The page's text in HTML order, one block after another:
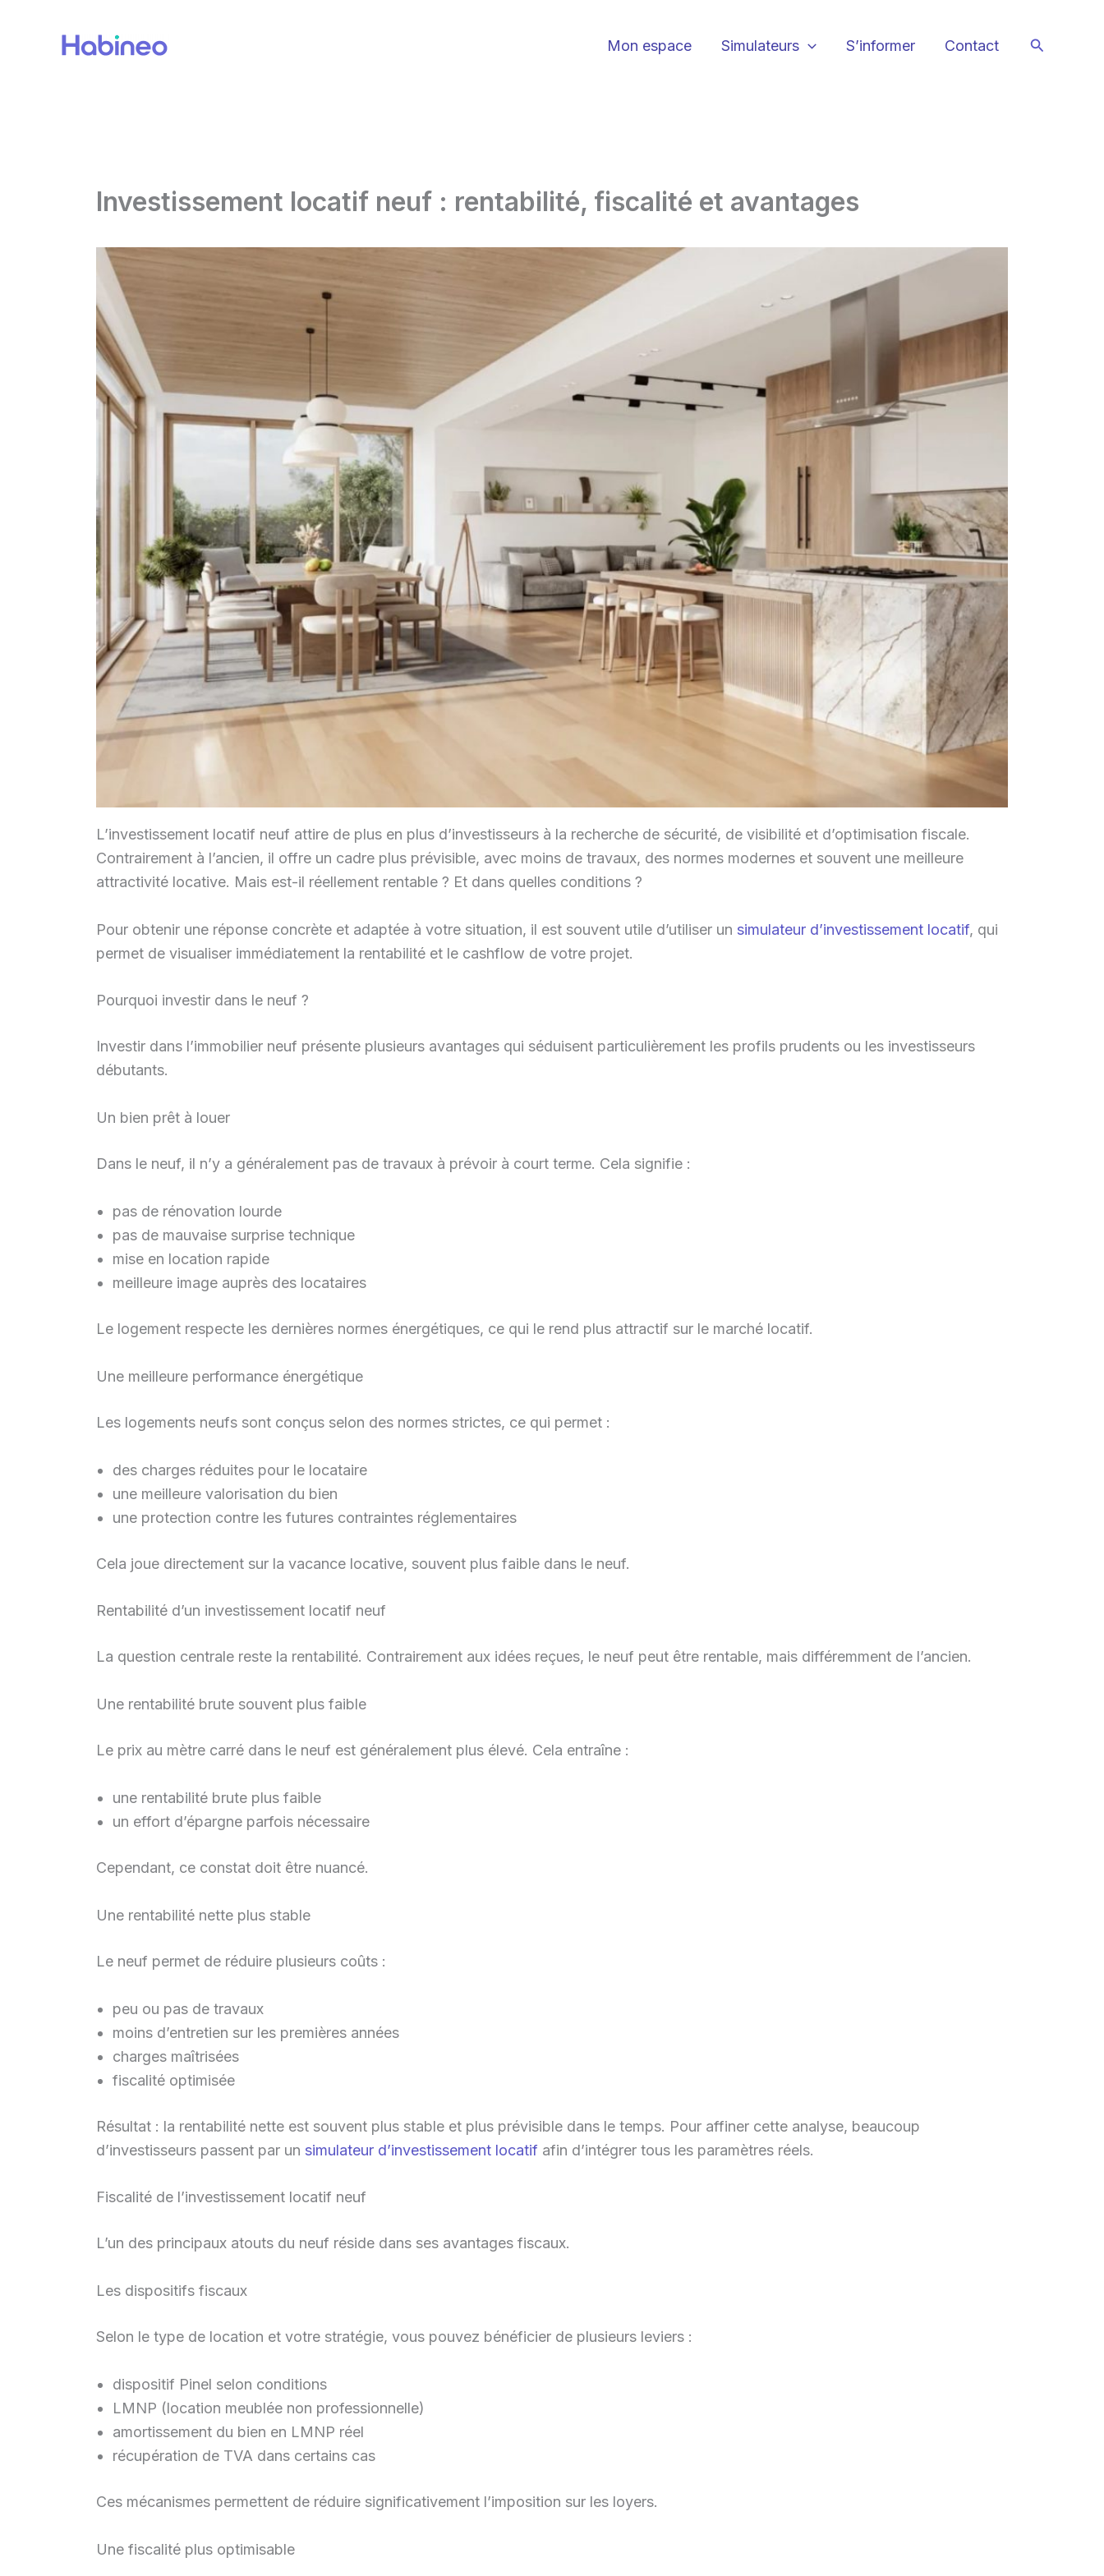
Mon espace Simulateurs S’informer Contact
Investissement locatif neuf : rentabilité, fiscalité et avantages
L’investissement locatif neuf attire de plus en plus d’investisseurs à la recherche de sécurité, de visibilité et d’optimisation fiscale.
Contrairement à l’ancien, il offre un cadre plus prévisible, avec moins de travaux, des normes modernes et souvent une meilleure
attractivité locative. Mais est-il réellement rentable ? Et dans quelles conditions ?
Pour obtenir une réponse concrète et adaptée à votre situation, il est souvent utile d’utiliser un simulateur d’investissement locatif, qui
permet de visualiser immédiatement la rentabilité et le cashflow de votre projet.
Pourquoi investir dans le neuf ?
Investir dans l’immobilier neuf présente plusieurs avantages qui séduisent particulièrement les profils prudents ou les investisseurs
débutants.
Un bien prêt à louer
Dans le neuf, il n’y a généralement pas de travaux à prévoir à court terme. Cela signifie :
pas de rénovation lourde
pas de mauvaise surprise technique
mise en location rapide
meilleure image auprès des locataires
Le logement respecte les dernières normes énergétiques, ce qui le rend plus attractif sur le marché locatif.
Une meilleure performance énergétique
Les logements neufs sont conçus selon des normes strictes, ce qui permet :
des charges réduites pour le locataire
une meilleure valorisation du bien
une protection contre les futures contraintes réglementaires
Cela joue directement sur la vacance locative, souvent plus faible dans le neuf.
Rentabilité d’un investissement locatif neuf
La question centrale reste la rentabilité. Contrairement aux idées reçues, le neuf peut être rentable, mais différemment de l’ancien.
Une rentabilité brute souvent plus faible
Le prix au mètre carré dans le neuf est généralement plus élevé. Cela entraîne :
une rentabilité brute plus faible
un effort d’épargne parfois nécessaire
Cependant, ce constat doit être nuancé.
Une rentabilité nette plus stable
Le neuf permet de réduire plusieurs coûts :
peu ou pas de travaux
moins d’entretien sur les premières années
charges maîtrisées
fiscalité optimisée
Résultat : la rentabilité nette est souvent plus stable et plus prévisible dans le temps. Pour affiner cette analyse, beaucoup
d’investisseurs passent par un simulateur d’investissement locatif afin d’intégrer tous les paramètres réels.
Fiscalité de l’investissement locatif neuf
L’un des principaux atouts du neuf réside dans ses avantages fiscaux.
Les dispositifs fiscaux
Selon le type de location et votre stratégie, vous pouvez bénéficier de plusieurs leviers :
dispositif Pinel selon conditions
LMNP (location meublée non professionnelle)
amortissement du bien en LMNP réel
récupération de TVA dans certains cas
Ces mécanismes permettent de réduire significativement l’imposition sur les loyers.
Une fiscalité plus optimisable